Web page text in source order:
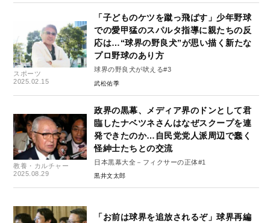
スポーツ
2025.02.15
「子どものケツを蹴っ飛ばす」少年野球
での愛甲猛のスパルタ指導に親たちの反
応は…“球界の野良犬”が思い描く新たな
プロ野球のあり方
球界の野良犬が吠える#3
武松佑季
教養・カルチャー
2025.08.29
政界の黒幕、メディア界のドンとして君
臨したナベツネさんはなぜスクープを連
発できたのか…自民党党人派周辺で蠢く
怪紳士たちとの交流
日本黒幕大全－フィクサーの正体#1
黒井文太郎
「お前は球界を追放されるぞ」球界再編